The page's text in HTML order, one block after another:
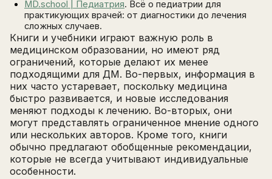
MD.school | Педиатрия. Всё о педиатрии для
практикующих врачей: от диагностики до лечения
сложных случаев.
Книги и учебники играют важную роль в
медицинском образовании, но имеют ряд
ограничений, которые делают их менее
подходящими для ДМ. Во-первых, информация в
них часто устаревает, поскольку медицина
быстро развивается, и новые исследования
меняют подходы к лечению. Во-вторых, они
могут представлять ограниченное мнение одного
или нескольких авторов. Кроме того, книги
обычно предлагают обобщенные рекомендации,
которые не всегда учитывают индивидуальные
особенности.